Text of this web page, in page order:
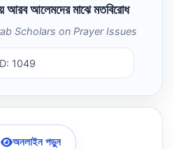
আরব আলেমদের মাঝে মতবিরোধ
Scholars on Prayer Issues
1049
অনলাইন পড়ুন